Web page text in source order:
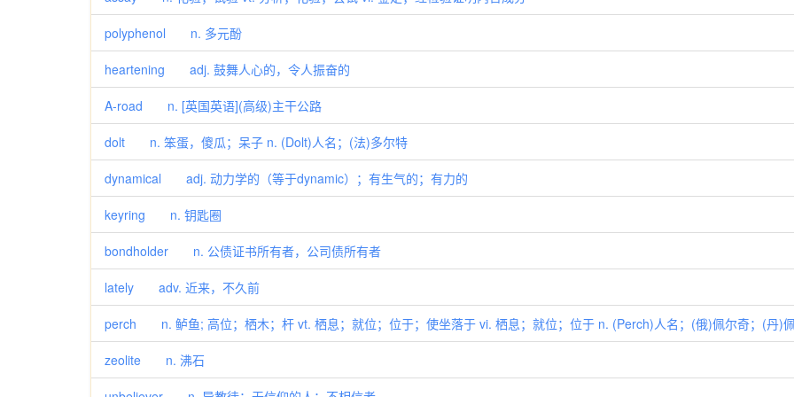
polyphenol n. 多元酚
heartening adj. 鼓舞人心的，令人振奋的
A-road n. [英国英语](高级)主干公路
dolt n. 笨蛋，傻瓜；呆子 n. (Dolt)人名；(法)多尔特
dynamical adj. 动力学的（等于dynamic）；有生气的；有力的
keyring n. 钥匙圈
bondholder n. 公债证书所有者，公司债所有者
lately adv. 近来，不久前
perch n. 鲈鱼; 高位；栖木；杆 vt. 栖息；就位；位于；使坐落于 vi. 栖息；就位；位于 n. (Perch)人名；(俄)佩尔奇；(丹)
zeolite n. 沸石